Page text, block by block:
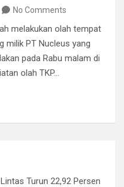
No Comments
melakukan olah tempat
milik PT Nucleus yang
pada Rabu malam di
olah TKP…
Turun 22,92 Persen